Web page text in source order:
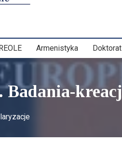
Armenistyka Doktorat